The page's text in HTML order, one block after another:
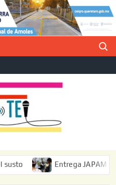
Entrega JAPAM